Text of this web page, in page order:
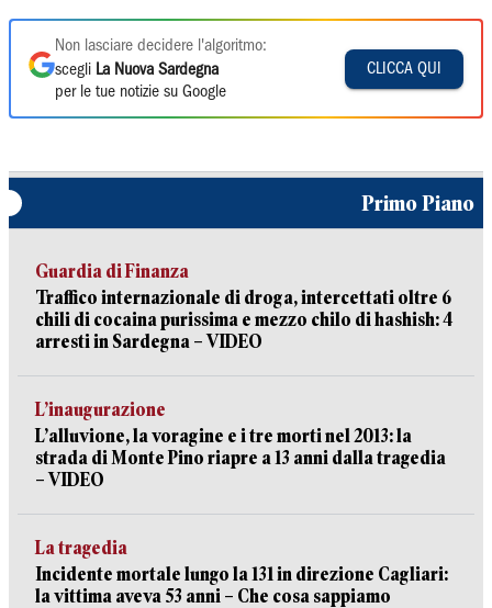
Non lasciare decidere l'algoritmo:
scegli La Nuova Sardegna
per le tue notizie su Google
CLICCA QUI
Primo Piano
Guardia di Finanza
Traffico internazionale di droga, intercettati oltre 6
chili di cocaina purissima e mezzo chilo di hashish: 4
arresti in Sardegna – VIDEO
L’inaugurazione
L’alluvione, la voragine e i tre morti nel 2013: la
strada di Monte Pino riapre a 13 anni dalla tragedia
– VIDEO
La tragedia
Incidente mortale lungo la 131 in direzione Cagliari:
la vittima aveva 53 anni – Che cosa sappiamo